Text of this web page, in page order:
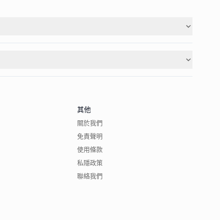
其他
關於我們
免責聲明
使用條款
私隱政策
聯絡我們